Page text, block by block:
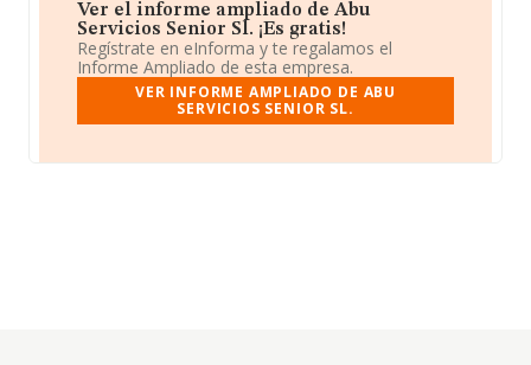
Ver el informe ampliado de Abu
Servicios Senior Sl. ¡Es gratis!
Regístrate en eInforma y te regalamos el
Informe Ampliado de esta empresa.
VER INFORME AMPLIADO DE ABU
SERVICIOS SENIOR SL.